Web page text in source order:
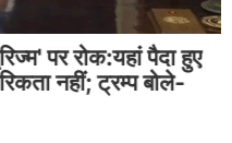
पर रोक:यहां पैदा हुए
नहीं; ट्रम्प बोले-